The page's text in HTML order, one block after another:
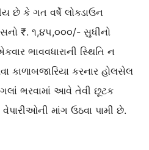
છે કે ગત વર્ષે લોક્ડાઉન
₹. ૧,૪૫,૦૦૦/- સુધીનો
ભાવવધારાની સ્થિતિ ન
કાળાબજારિયા કરનાર હોલસેલ
ભરવામાં આવે તેવી છૂટક
માંગ ઉઠવા પામી છે.